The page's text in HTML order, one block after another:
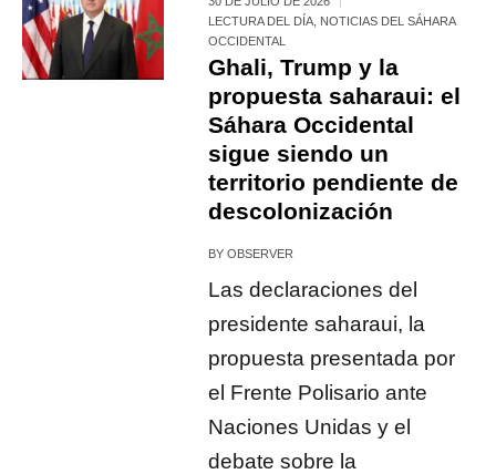
LECTURA DEL DÍA NOTICIAS DEL SÁHARA
OCCIDENTAL
Ghali, Trump y la
propuesta saharaui: el
Sáhara Occidental
sigue siendo un
territorio pendiente de
descolonización
BYOBSERVER
Las declaraciones del
presidente saharaui, la
propuesta presentada por
el Frente Polisario ante
Naciones Unidas y el
debate sobre la